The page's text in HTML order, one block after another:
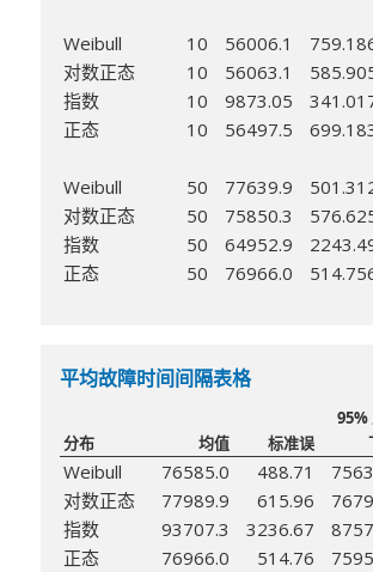
Weibull 10 56006.1
对数正态
10 56063.1
指数
10 9873.05
正态
10 56497.5
Weibull 50 77639.9
对数正态
50 75850.3
指数
50 64952.9
正态
50 76966.0
平均故障时间间隔表格
95%
分布
均值 标准误
Weibull 76585.0 488.71
对数正态
77989.9 615.96
指数
93707.3 3236.67
正态
76966.0 514.76